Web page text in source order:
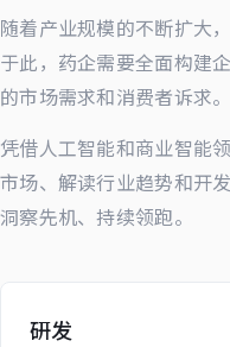
随着产业规模的不断扩大
于此，药企需要全面构建
的市场需求和消费者诉求。
凭借人工智能和商业智能
市场、解读行业趋势和开
洞察先机、持续领跑。
研发